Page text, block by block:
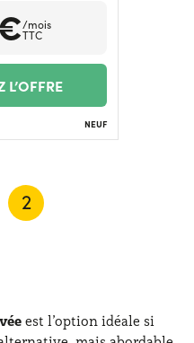
/mois
TTC
L’OFFRE
NEUF
2
est l’option idéale si